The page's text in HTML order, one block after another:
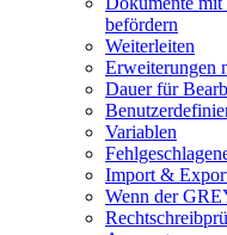
befördern
Weiterleiten
Erweiterungen
Dauer für
Variablen
Import &
Wenn der